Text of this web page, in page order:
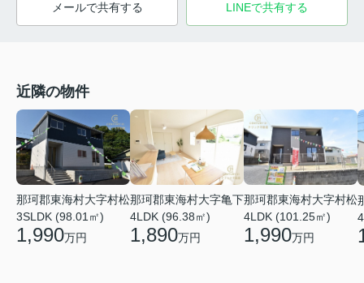
メールで共有する LINEで共有する
近隣の物件
那珂郡東海村大字村松
3SLDK (98.01㎡)
1,990万円
那珂郡東海村大字亀下
4LDK (96.38㎡)
1,890万円
那珂郡東海村大字村松
4LDK (101.25㎡)
1,990万円